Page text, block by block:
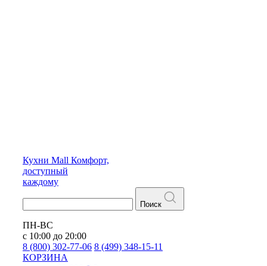
Кухни Mall Комфорт,
доступный
каждому
Поиск
ПН-ВС
с 10:00 до 20:00
8 (800) 302-77-06 8 (499) 348-15-11
КОРЗИНА